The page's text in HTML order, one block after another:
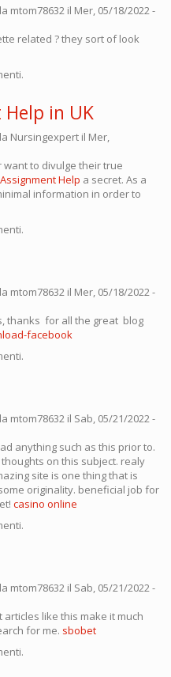
mtom78632 il Mer, 05/18/2022 -
related ? they sort of look
in UK
Nursingexpert il Mer,
to divulge their true
Help a secret. As a
information in order to
mtom78632 il Mer, 05/18/2022 -
thanks for all the great blog
facebook
mtom78632 il Sab, 05/21/2022 -
anything such as this prior to.
on this subject. realy
site is one thing that is
originality. beneficial job for
casino online
mtom78632 il Sab, 05/21/2022 -
like this make it much
for me. sbobet